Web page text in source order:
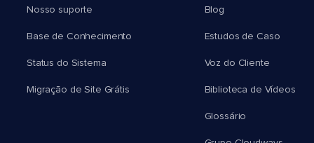
Nosso suporte
Base de Conhecimento
Status do Sistema
Migração de Site Grátis
Blog
Estudos de Caso
Voz do Cliente
Biblioteca de Vídeos
Glossário